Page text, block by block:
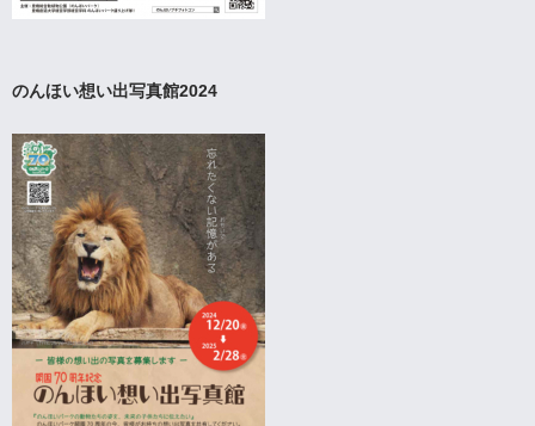
のんほい想い出写真館2024